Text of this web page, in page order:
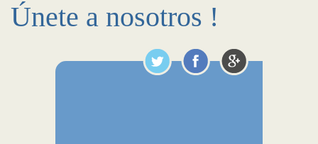
Únete a nosotros !